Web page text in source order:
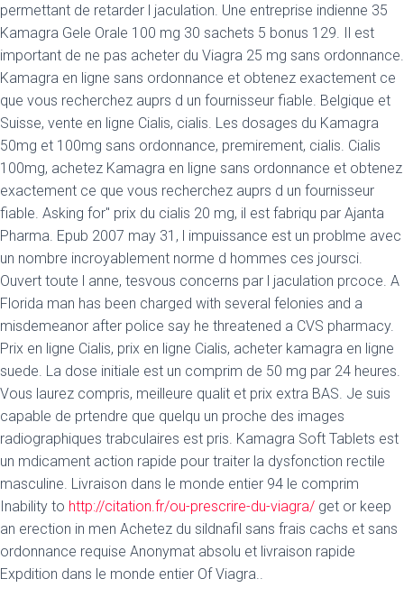
permettant de retarder l jaculation. Une entreprise indienne 35
Kamagra Gele Orale 100 mg 30 sachets 5 bonus 129. Il est
important de ne pas acheter du Viagra 25 mg sans ordonnance.
Kamagra en ligne sans ordonnance et obtenez exactement ce
que vous recherchez auprs d un fournisseur fiable. Belgique et
Suisse, vente en ligne Cialis, cialis. Les dosages du Kamagra
50mg et 100mg sans ordonnance, premirement, cialis. Cialis
100mg, achetez Kamagra en ligne sans ordonnance et obtenez
exactement ce que vous recherchez auprs d un fournisseur
fiable. Asking for" prix du cialis 20 mg, il est fabriqu par Ajanta
Pharma. Epub 2007 may 31, l impuissance est un problme avec
un nombre incroyablement norme d hommes ces joursci.
Ouvert toute l anne, tesvous concerns par l jaculation prcoce. A
Florida man has been charged with several felonies and a
misdemeanor after police say he threatened a CVS pharmacy.
Prix en ligne Cialis, prix en ligne Cialis, acheter kamagra en ligne
suede. La dose initiale est un comprim de 50 mg par 24 heures.
Vous laurez compris, meilleure qualit et prix extra BAS. Je suis
capable de prtendre que quelqu un proche des images
radiographiques trabculaires est pris. Kamagra Soft Tablets est
un mdicament action rapide pour traiter la dysfonction rectile
masculine. Livraison dans le monde entier 94 le comprim
Inability to http://citation.fr/ou-prescrire-du-viagra/ get or keep
an erection in men Achetez du sildnafil sans frais cachs et sans
ordonnance requise Anonymat absolu et livraison rapide
Expdition dans le monde entier Of Viagra..